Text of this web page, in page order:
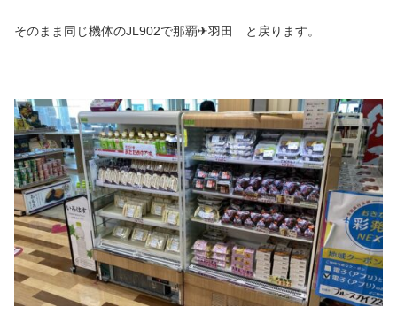
そのまま同じ機体のJL902で那覇✈羽田 と戻ります。